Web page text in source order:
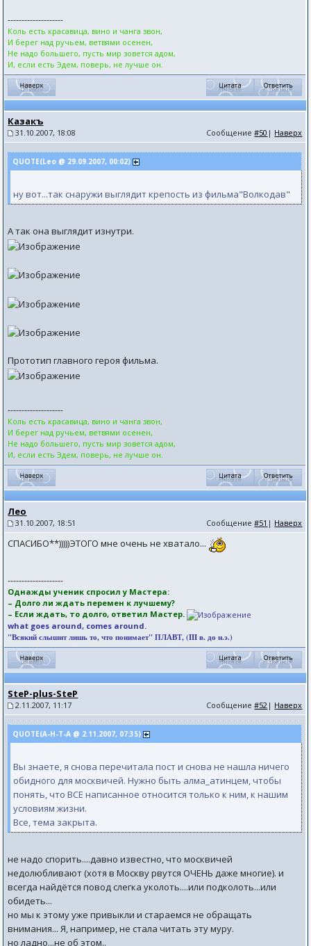
--------------------
Коль есть красавица, вино и чанга звон,
И берег над ручьем, ветвями осенен,
Не надо большего, пусть мир зовется адом,
И, если есть Эдем, поверь, не лучше он.
Казакъ
31.10.2007, 18:08 Сообщение#50 | Наверх
QUOTE(Leo @ 29.09.2007, 00:02)
ну вот...так снаружи выглядит крепость из фильма"Волкодав"
А так она выглядит изнутри.
Прототип главного героя фильма.
--------------------
Коль есть красавица, вино и чанга звон,
И берег над ручьем, ветвями осенен,
Не надо большего, пусть мир зовется адом,
И, если есть Эдем, поверь, не лучше он.
Лео
31.10.2007, 18:51 Сообщение#51 | Наверх
СПАСИБО**)))))ЭТОГО мне очень не хватало...
--------------------
Однажды ученик спросил у Мастера:
– Долго ли ждать перемен к лучшему?
– Если ждать, то долго, ответил Мастер.
what goes around, comes around.
"Всякий слышит лишь то, что понимает" ПЛАВТ, (III в. до н.э.)
SteP-plus-SteP
2.11.2007, 11:17 Сообщение#52 | Наверх
QUOTE(А-Н-Т-А @ 2.11.2007, 07:35)
Вы знаете, я снова перечитала пост и снова не нашла ничего
обидного для москвичей. Нужно быть алма_атинцем, чтобы
понять, что ВСЕ написанное относится только к ним, к нашим
условиям жизни.
Все, тема закрыта.
не надо спорить....давно известно, что москвичей
недолюбливают (хотя в Москву рвутся ОЧЕНЬ даже многие). и
всегда найдётся повод слегка уколоть....или подколоть...или
обидеть...
но мы к этому уже привыкли и стараемся не обращать
внимания... Я, например, не стала читать эту муру.
но ладно...не об этом..